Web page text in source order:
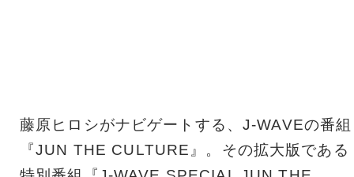
藤原ヒロシがナビゲートする、J-WAVEの番組
『JUN THE CULTURE』。その拡大版である